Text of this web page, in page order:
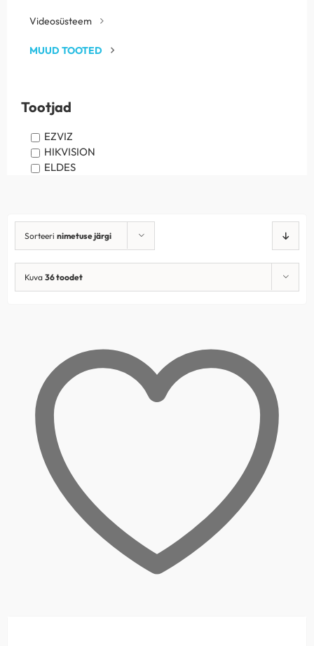
Sorteeri nimetuse järgi
Kuva 36 toodet
Videosüsteem
MUUD TOOTED
Tootjad
EZVIZ
HIKVISION
ELDES